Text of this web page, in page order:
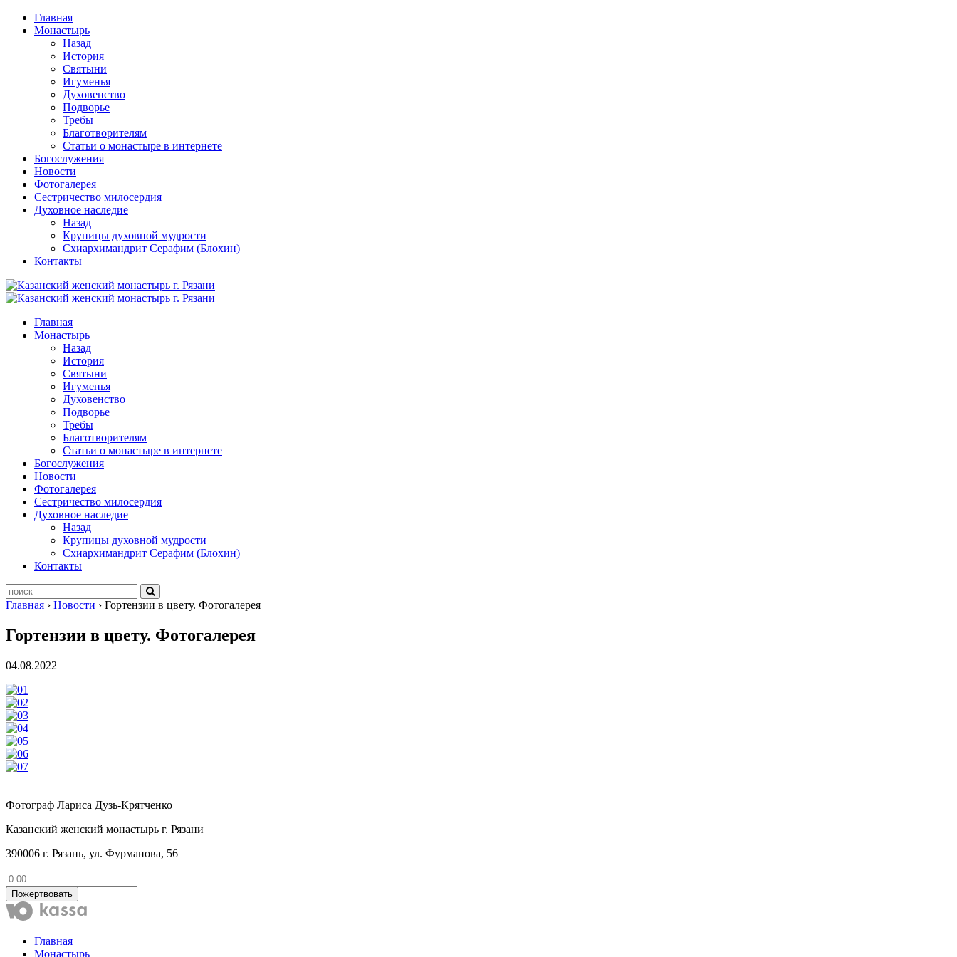
Перейти
содержимому
Главная
Монастырь
Назад
История
Святыни
Игуменья
Духовенство
Подворье
Требы
Благотворителям
Статьи о монастыре в интернете
Богослужения
Новости
Фотогалерея
Сестричество милосердия
Духовное наследие
Назад
Крупицы духовной мудрости
Схиархимандрит Серафим (Блохин)
Контакты
Главная
Монастырь
Назад
История
Святыни
Игуменья
Духовенство
Подворье
Требы
Благотворителям
Статьи о монастыре в интернете
Богослужения
Новости
Фотогалерея
Сестричество милосердия
Духовное наследие
Назад
Крупицы духовной мудрости
Схиархимандрит Серафим (Блохин)
Контакты
Главная › Новости › Гортензии в цвету. Фотогалерея
Гортензии в цвету. Фотогалерея
04.08.2022
Фотограф Лариса Дузь-Крятченко
Казанский женский монастырь г. Рязани
390006 г. Рязань, ул. Фурманова, 56
Пожертвовать
Главная
Монастырь